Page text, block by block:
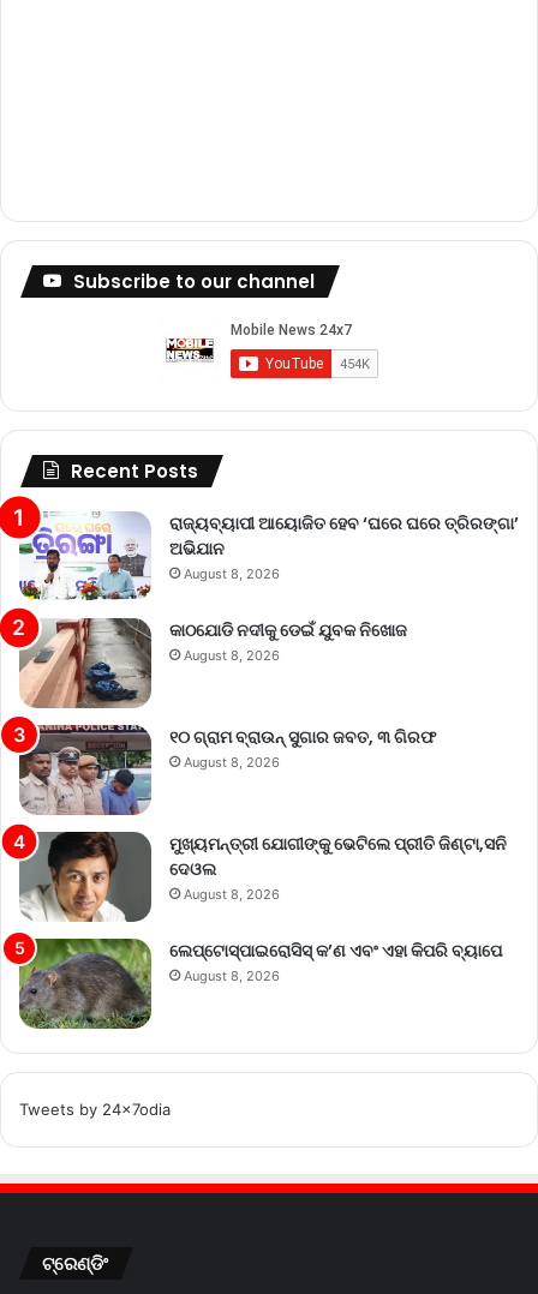
Subscribe to our channel
Recent Posts
ରାଜ୍ୟବ୍ୟାପୀ ଆୟୋଜିତ ହେବ ‘ଘରେ ଘରେ ତ୍ରିରଙ୍ଗା’
ଅଭିଯାନ
August 8, 2026
କାଠଯୋଡି ନଦୀକୁ ଡେଇଁ ଯୁବକ ନିଖୋଜ
August 8, 2026
୧୦ ଗ୍ରାମ ବ୍ରାଉନ୍ ସୁଗାର ଜବତ, ୩ ଗିରଫ
August 8, 2026
ମୁଖ୍ୟମନ୍ତ୍ରୀ ଯୋଗୀଙ୍କୁ ଭେଟିଲେ ପ୍ରୀତି ଜିଣ୍ଟା,ସନି
ଦେଓଲ
August 8, 2026
ଲେପ୍ଟୋସ୍ପାଇରୋସିସ୍ କ’ଣ ଏବଂ ଏହା କିପରି ବ୍ୟାପେ
August 8, 2026
Tweets by 24x7odia
ଟ୍ରେଣ୍ଡିଂ